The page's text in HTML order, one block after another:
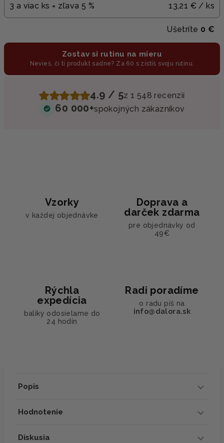
3 a viac ks = zľava 5 % 13,21 € / ks
Ušetríte 0 €
Zostav si rutinu na mieru
Nevieš, či ti produkt sadne? Za 60 s zistíš svoju rutinu.
4.9 / 5z 1 548 recenzií
60 000+spokojných zákazníkov
Vzorky
v každej objednávke
Doprava a
darček zdarma
pre objednávky od
49€
Rýchla
expedícia
balíky odosielame do
24 hodín
Radi poradíme
o radu píš na
info@dalora.sk
Popis
Hodnotenie
Diskusia